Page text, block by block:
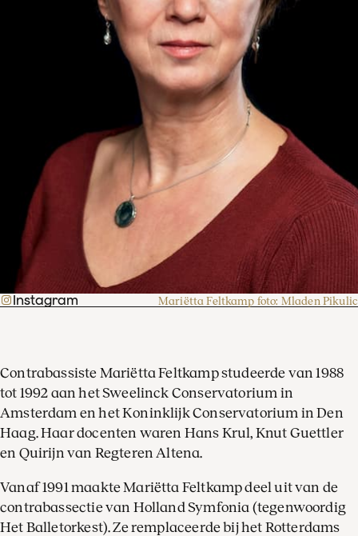
Mariëtta Feltkamp foto: Mladen Pikulic
Instagram
Contrabassiste Mariëtta Feltkamp studeerde van 1988
tot 1992 aan het Sweelinck Conservatorium in
Amsterdam en het Koninklijk Conservatorium in Den
Haag. Haar docenten waren Hans Krul, Knut Guettler
en Quirijn van Regteren Altena.
Vanaf 1991 maakte Mariëtta Feltkamp deel uit van de
contrabassectie van Holland Symfonia (tegenwoordig
Het Balletorkest). Ze remplaceerde bij het Rotterdams